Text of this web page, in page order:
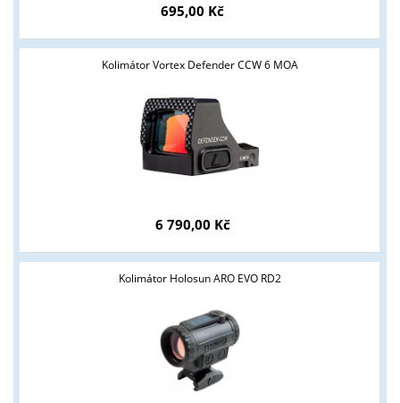
695,00 Kč
Kolimátor Vortex Defender CCW 6 MOA
6 790,00 Kč
Kolimátor Holosun ARO EVO RD2
Tyto stránky jsou určeny pouze odborné veřejnosti od 18 let a
podmínky?
ANO